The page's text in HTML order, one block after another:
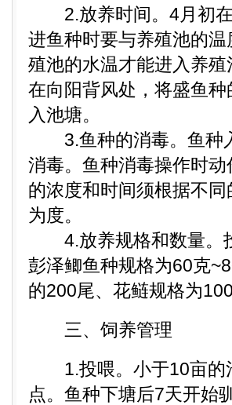
2.放养时间。4月初在
进鱼种时要与养殖池的
殖池的水温才能进入养
在向阳背风处，将盛鱼
入池塘。
3.鱼种的消毒。鱼种
消毒。鱼种消毒操作时
的浓度和时间须根据不
为度。
4.放养规格和数量。
彭泽鲫鱼种规格为60克
的200尾、花鲢规格为
三、饲养管理
1.投喂。小于10亩的
点。鱼种下塘后7天开始